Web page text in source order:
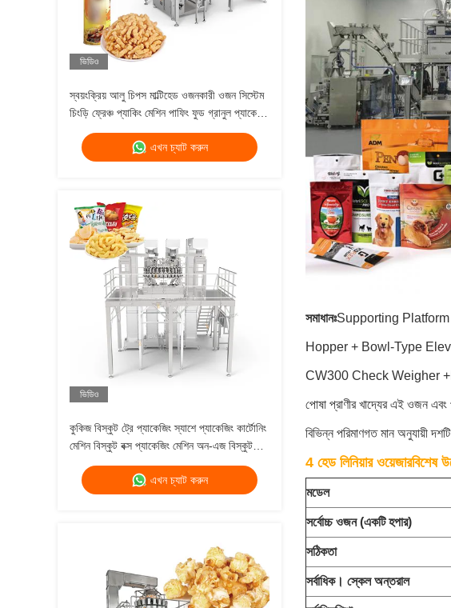
ভিডিও
স্বয়ংক্রিয় আলু চিপস মাল্টিহেড ওজনকারী ওজন সিস্টেম
চিংড়ি ফ্রেঞ্চ প্যাকিং মেশিন পাফিং ফুড গ্রানুল প্যাকেজিং
এখন চ্যাট করুন
ভিডিও
কুকিজ বিস্কুট ট্রে প্যাকেজিং স্যাশে প্যাকেজিং কার্টোনিং
মেশিন বিস্কুট বক্স প্যাকেজিং মেশিন অন-এজ বিস্কুট
প্যাকেজ মেশিন
এখন চ্যাট করুন
সমাধানঃSupporting
Hopper + Bowl-Type
CW300 Check Weigher
পোষা প্রাণীর খাদ্যের এই ওজন এবং
বিভিন্ন পরিমাণগত মান অনুযায়ী
4 হেড লিনিয়ার ওয়েজারবিশেষ
মডেল
সর্বোচ্চ ওজন (একটি হপার)
সঠিকতা
সর্বাধিক। স্কেল অন্তরাল